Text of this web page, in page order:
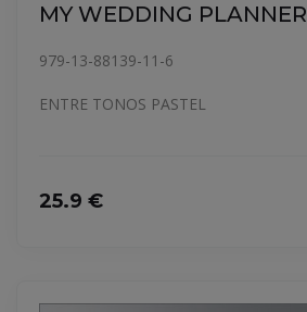
MY WEDDING PLANNER
979-13-88139-11-6
ENTRE TONOS PASTEL
25.9 €